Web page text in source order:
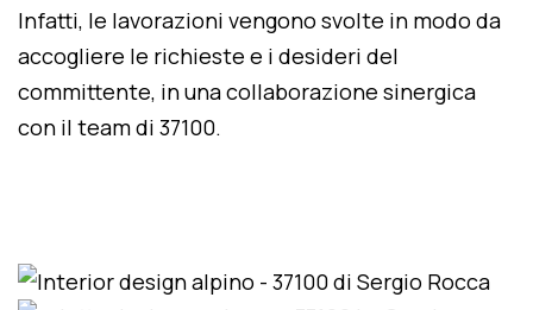
Infatti, le lavorazioni vengono svolte in modo da
accogliere le richieste e i desideri del
committente, in una collaborazione sinergica
con il team di 37100.